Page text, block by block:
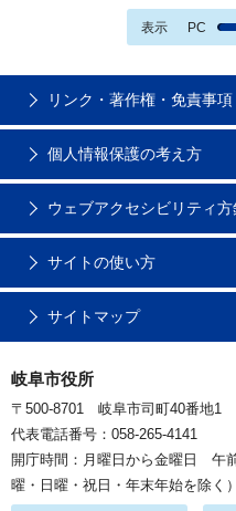
表示 PC
リンク・著作権・免責事項
個人情報保護の考え方
ウェブアクセシビリティ方
サイトの使い方
サイトマップ
岐阜市役所
〒500-8701 岐阜市司町40番地1
代表電話番号：058-265-4141
開庁時間：月曜日から金曜日 午
曜・日曜・祝日・年末年始を除く）